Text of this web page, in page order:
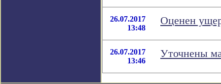
26.07.2017
13:48
Оценен
26.07.2017
13:46
Уточнены